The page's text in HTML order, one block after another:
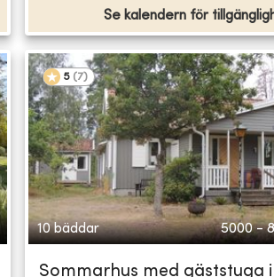
Se kalendern för
5 (7)
10 bäddar 5000 -
Sommarhus med gäststuga i